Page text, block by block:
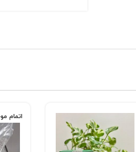
اتمام